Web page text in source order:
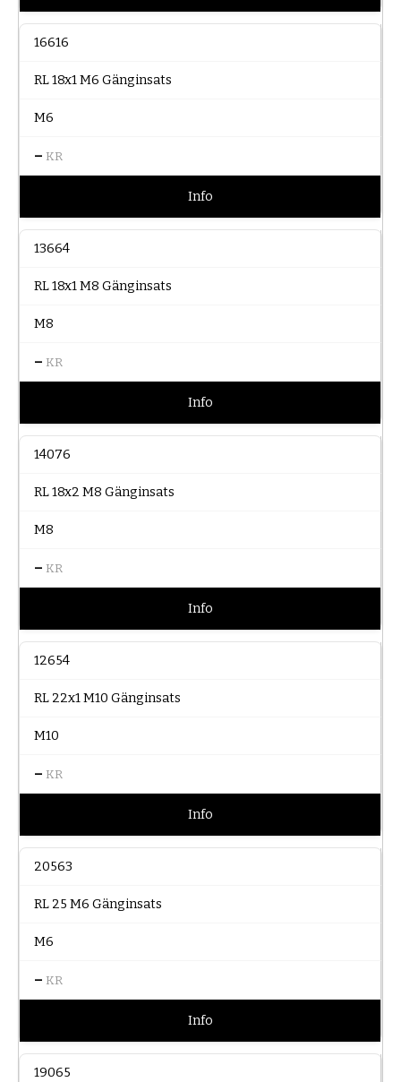
16616
RL 18x1 M6 Gänginsats
M6
– KR
Info
13664
RL 18x1 M8 Gänginsats
M8
– KR
Info
14076
RL 18x2 M8 Gänginsats
M8
– KR
Info
12654
RL 22x1 M10 Gänginsats
M10
– KR
Info
20563
RL 25 M6 Gänginsats
M6
– KR
Info
19065